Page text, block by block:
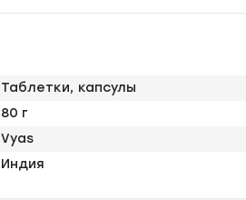
Таблетки, капсулы
80 г
Vyas
Индия